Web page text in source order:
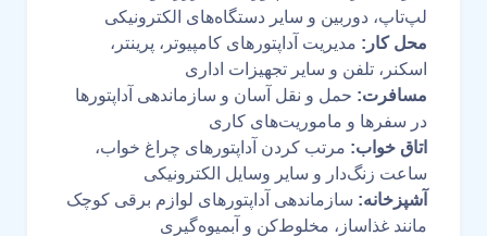
لپ‌تاپ، دوربین و سایر دستگاه‌های الکترونیکی
محل کار: مدیریت آداپتورهای کامپیوتر، پرینتر،
اسکنر، تلفن و سایر تجهیزات اداری
مسافرت: حمل و نقل آسان و سازماندهی آداپتورها
در سفرها و ماموریت‌های کاری
اتاق خواب: مرتب کردن آداپتورهای چراغ خواب،
ساعت زنگ‌دار و سایر وسایل الکترونیکی
آشپزخانه: سازماندهی آداپتورهای لوازم برقی کوچک
مانند غذاساز، مخلوط‌کن و آبمیوه‌گیری